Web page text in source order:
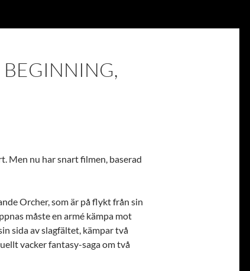
BEGINNING,
Men nu har snart filmen, baserad
Orcher, som är på flykt från sin
måste en armé kämpa mot
sida av slagfältet, kämpar två
vacker fantasy-saga om två